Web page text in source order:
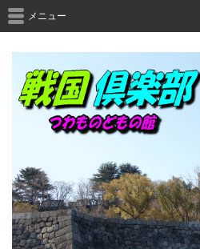
メニュー